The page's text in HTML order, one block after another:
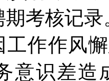
考核记录
作作风
意识差造